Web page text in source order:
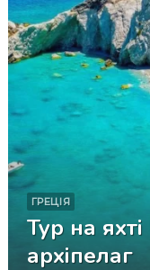
ГРЕЦІЯ
Тур на
архіпелаг